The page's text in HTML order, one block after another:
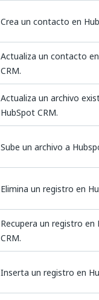
Crea un contacto en
Actualiza un contacto
CRM.
Actualiza un archivo
HubSpot CRM.
Sube un archivo a
Elimina un registro en
Recupera un registro en
CRM.
Inserta un registro en